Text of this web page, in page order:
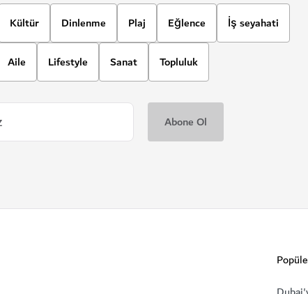
Kültür Dinlenme Plaj Eğlence İş seyahati
Aile Lifestyle Sanat Topluluk